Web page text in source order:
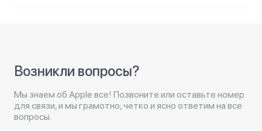
Возникли вопросы?
Мы знаем об Apple все! Позвоните или оставьте номер
для связи, и мы грамотно, четко и ясно ответим на все
вопросы.